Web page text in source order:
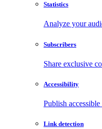
Statistics
Analyze your
Subscribers
Share exclusive
Accessibility
Publish
Link detection